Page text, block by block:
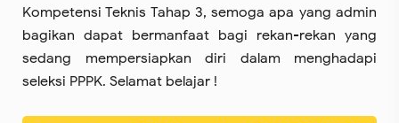
Kompetensi Teknis Tahap 3, semoga apa yang admin
bagikan dapat bermanfaat bagi rekan-rekan yang
sedang mempersiapkan diri dalam menghadapi
seleksi PPPK. Selamat belajar !